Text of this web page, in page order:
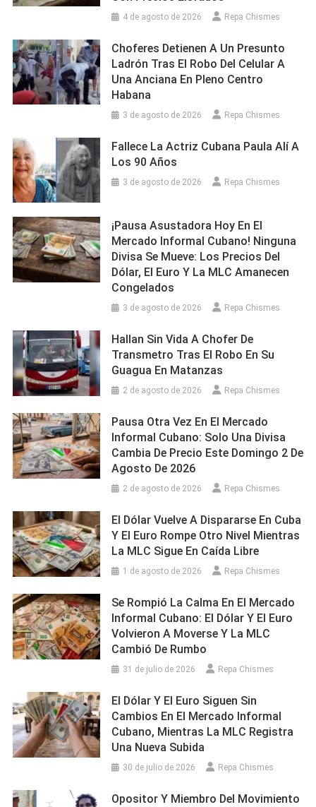
4 de agosto de 2026 Repa Chismes
Choferes Detienen A Un Presunto
Ladrón Tras El Robo Del Celular A
Una Anciana En Pleno Centro
Habana
3 de agosto de 2026 Repa Chismes
Fallece La Actriz Cubana Paula Alí A
Los 90 Años
3 de agosto de 2026 Repa Chismes
¡Pausa Asustadora Hoy En El
Mercado Informal Cubano! Ninguna
Divisa Se Mueve: Los Precios Del
Dólar, El Euro Y La MLC Amanecen
Congelados
3 de agosto de 2026 Repa Chismes
Hallan Sin Vida A Chofer De
Transmetro Tras El Robo En Su
Guagua En Matanzas
2 de agosto de 2026 Repa Chismes
Pausa Otra Vez En El Mercado
Informal Cubano: Solo Una Divisa
Cambia De Precio Este Domingo 2 De
Agosto De 2026
2 de agosto de 2026 Repa Chismes
El Dólar Vuelve A Dispararse En Cuba
Y El Euro Rompe Otro Nivel Mientras
La MLC Sigue En Caída Libre
1 de agosto de 2026 Repa Chismes
Se Rompió La Calma En El Mercado
Informal Cubano: El Dólar Y El Euro
Volvieron A Moverse Y La MLC
Cambió De Rumbo
31 de julio de 2026 Repa Chismes
El Dólar Y El Euro Siguen Sin
Cambios En El Mercado Informal
Cubano, Mientras La MLC Registra
Una Nueva Subida
30 de julio de 2026 Repa Chismes
Opositor Y Miembro Del Movimiento